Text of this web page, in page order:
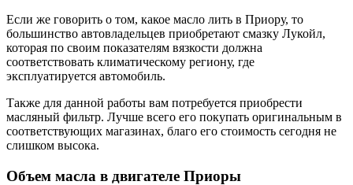
Если же говорить о том, какое масло лить в Приору, то
большинство автовладельцев приобретают смазку Лукойл,
которая по своим показателям вязкости должна
соответствовать климатическому региону, где
эксплуатируется автомобиль.
Также для данной работы вам потребуется приобрести
масляный фильтр. Лучше всего его покупать оригинальным в
соответствующих магазинах, благо его стоимость сегодня не
слишком высока.
Объем масла в двигателе Приоры